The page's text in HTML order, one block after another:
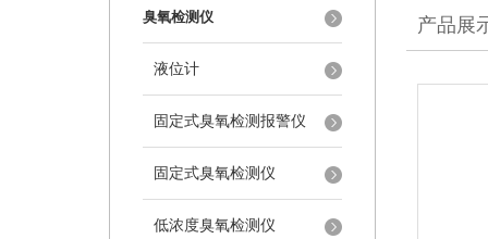
臭氧检测仪
液位计
固定式臭氧检测报警仪
固定式臭氧检测仪
低浓度臭氧检测仪
产品展